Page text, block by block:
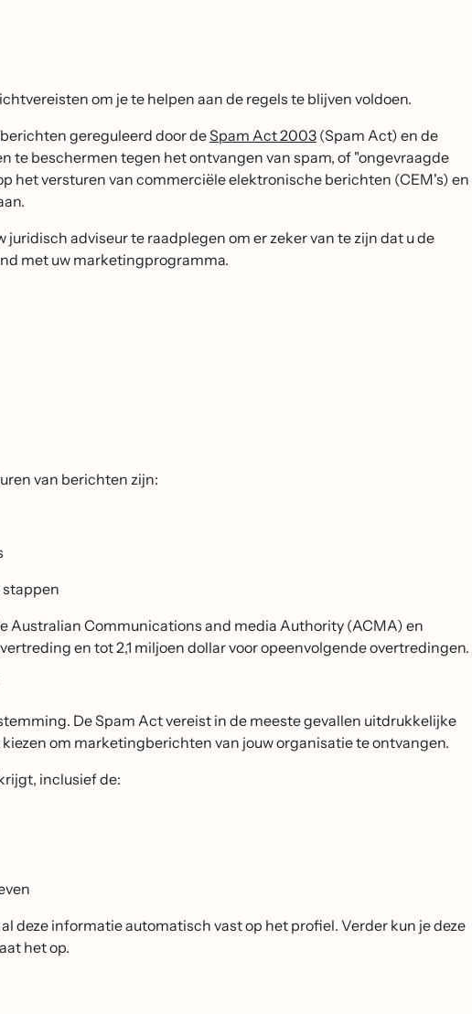
om je te helpen aan de regels te blijven voldoen.
gereguleerd door deSpam Act 2003 (Spam Act) en de
te beschermen tegen het ontvangen van spam, of "ongevraagde
het versturen van commerciële elektronische berichten (CEM's) en
juridisch adviseur te raadplegen om er zeker van te zijn dat u de
met uw marketingprogramma.
van berichten zijn:
Australian Communications and media Authority (ACMA) en
en tot 2,1 miljoen dollar voor opeenvolgende overtredingen.
De Spam Act vereist in de meeste gevallen uitdrukkelijke
om marketingberichten van jouw organisatie te ontvangen.
inclusief de:
deze informatie automatisch vast op het profiel. Verder kun je deze
het op.